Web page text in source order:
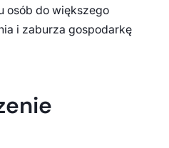
osób do większego
i zaburza gospodarkę